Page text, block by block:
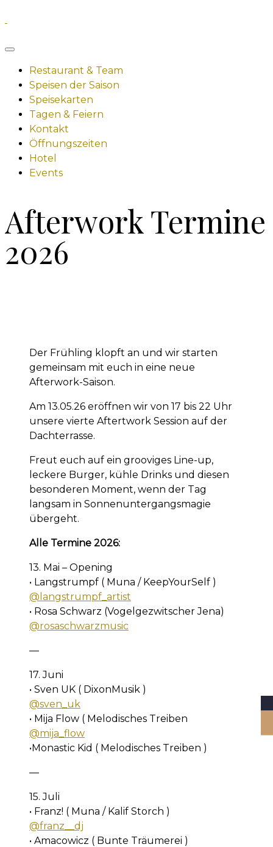
Restaurant & Team
Speisen der Saison
Speisekarten
Tagen & Feiern
Kontakt
Öffnungszeiten
Hotel
Events
Afterwork Termine
2026
Der Frühling klopft an und wir starten
gemeinsam mit euch in eine neue
Afterwork-Saison.
Am 13.05.26 eröffnen wir von 17 bis 22 Uhr
unsere vierte Aftertwork Session auf der
Dachterrasse.
Freut euch auf ein grooviges Line-up,
leckere Burger, kühle Drinks und diesen
besonderen Moment, wenn der Tag
langsam in Sonnenuntergangsmagie
übergeht.
Alle Termine 2026:
13. Mai – Opening
• Langstrumpf ( Muna / KeepYourSelf )
@langstrumpf_artist
• Rosa Schwarz (Vogelgezwitscher Jena)
@rosaschwarzmusic
—
17. Juni
• Sven UK ( DixonMusik )
@sven_uk
• Mija Flow ( Melodisches Treiben
@mija_flow
•Monastic Kid ( Melodisches Treiben )
—
15. Juli
• Franz! ( Muna / Kalif Storch )
@franz__dj
• Amacowicz ( Bunte Träumerei )